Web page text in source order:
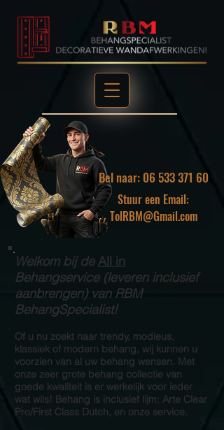
Stuur een Email:
TolRBM@Gmail.com
Bel naar: 06 533 371 60
Welkom bij deAll in
Behangservice (leveren inclusief
aanbrengen) van RBM
BehangSpecialist!
Of u nu zoekt naar trendy, modieus,
klassiek of modern behang, wij kunnen u
voorzien van al uw behang wensen. Met
onze zeer grote behang collectie van
goede kwaliteit is er werkelijk voor ieder
wat wils! Behang is inclusief lijm: Arte Clear
Pro/First Class Dutch, en onze service.